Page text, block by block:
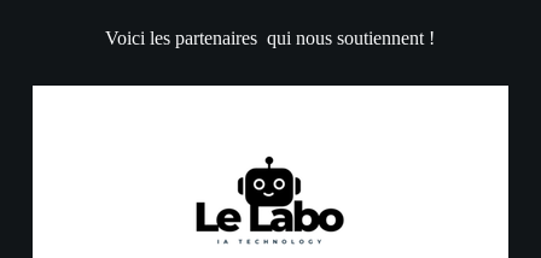
Voici les partenaires qui nous soutiennent !